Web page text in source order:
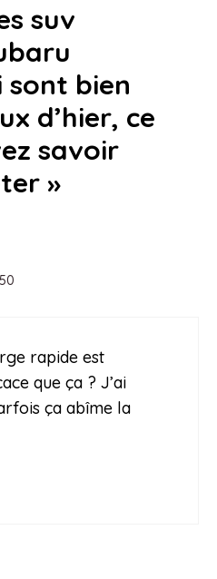
suv
sont bien
d’hier, ce
savoir
»
rapide est
que ça ? J’ai
ça abîme la